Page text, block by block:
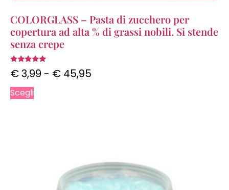
COLORGLASS – Pasta di zucchero per
copertura ad alta % di grassi nobili. Si stende
senza crepe
Valutato
4.92
€3,99 - € 45,95
Scegli